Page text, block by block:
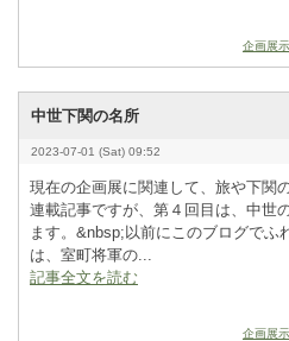
企画展
中世下関の名所
2023-07-01 (Sat) 09:52
現在の企画展に関連して、旅や下関
連載記事ですが、第４回目は、中世
ます。&­n­b­s­p­;以前にこのブログでふ
は、室町将軍の...
記事全文を読む
企画展